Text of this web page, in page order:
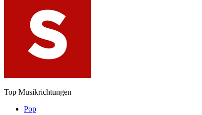
Top Musikrichtungen
Pop